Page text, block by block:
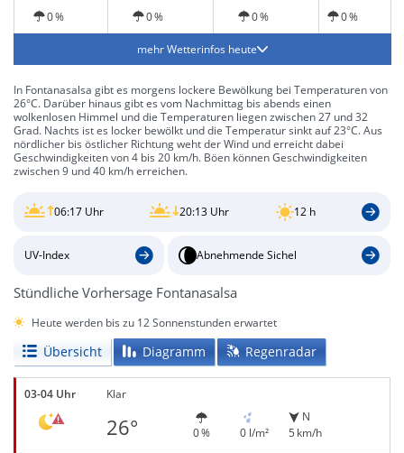
0 % 0 % 0 % 0 %
mehr Wetterinfos heute
In Fontanasalsa gibt es morgens lockere Bewölkung bei Temperaturen von
26°C. Darüber hinaus gibt es vom Nachmittag bis abends einen
wolkenlosen Himmel und die Temperaturen liegen zwischen 27 und 32
Grad. Nachts ist es locker bewölkt und die Temperatur sinkt auf 23°C. Aus
nördlicher bis östlicher Richtung weht der Wind und erreicht dabei
Geschwindigkeiten von 4 bis 20 km/h. Böen können Geschwindigkeiten
zwischen 9 und 40 km/h erreichen.
06:17 Uhr 20:13 Uhr 12 h
UV-Index Abnehmende Sichel
Stündliche Vorhersage Fontanasalsa
Heute werden bis zu 12 Sonnenstunden erwartet
Übersicht Diagramm Regenradar
03-04 Uhr Klar
26° 0 % 0 l/m²
N
5 km/h